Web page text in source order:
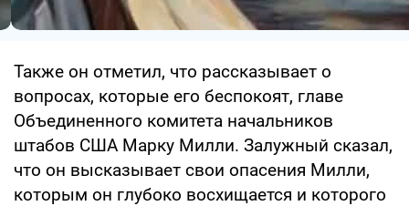
Также он отметил, что рассказывает о
вопросах, которые его беспокоят, главе
Объединенного комитета начальников
штабов США Марку Милли. Залужный сказал,
что он высказывает свои опасения Милли,
которым он глубоко восхищается и которого